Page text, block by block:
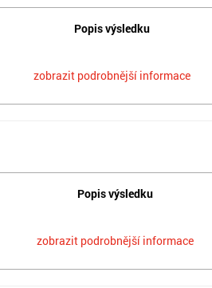
Popis výsledku
zobrazit podrobnější informace
Popis výsledku
zobrazit podrobnější informace